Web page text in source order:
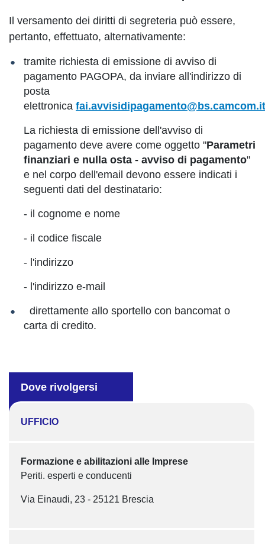
Il versamento dei diritti di segreteria può essere,
pertanto, effettuato, alternativamente:
tramite richiesta di emissione di avviso di
pagamento PAGOPA, da inviare all'indirizzo di
posta
elettronica fai.avvisidipagamento@bs.camcom.it
La richiesta di emissione dell'avviso di
pagamento deve avere come oggetto "Parametri
finanziari e nulla osta - avviso di pagamento"
e nel corpo dell'email devono essere indicati i
seguenti dati del destinatario:
- il cognome e nome
- il codice fiscale
- l'indirizzo
- l'indirizzo e-mail
direttamente allo sportello con bancomat o
carta di credito.
Dove rivolgersi
UFFICIO
Formazione e abilitazioni alle Imprese
Periti. esperti e conducenti
Via Einaudi, 23 - 25121 Brescia